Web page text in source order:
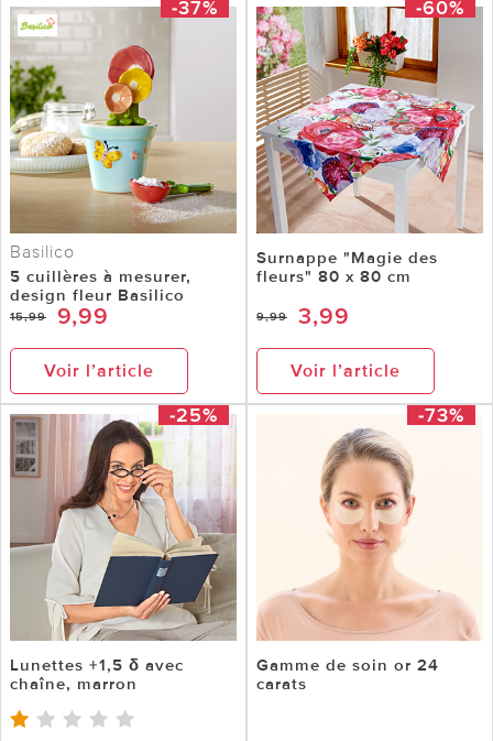
-37%
Basilico
5 cuillères à mesurer,
design fleur Basilico
15,99 9,99
Voir l’article
-60%
Surnappe "Magie des
fleurs" 80 x 80 cm
9,99 3,99
Voir l’article
-25%
Lunettes +1,5 δ avec
chaîne, marron
-73%
Gamme de soin or 24
carats